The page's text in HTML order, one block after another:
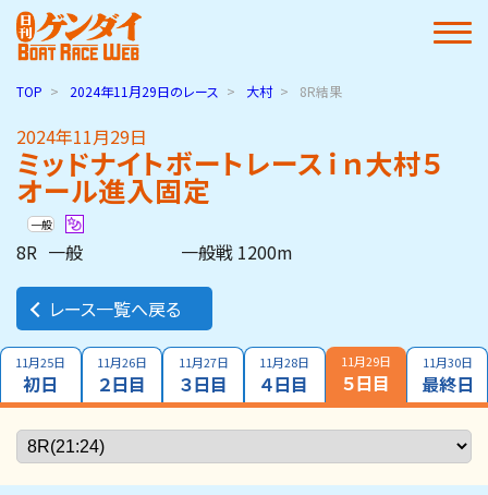
TOP 2024年11月29日のレース 大村 8R結果
2024年11月29日
ミッドナイトボートレースｉｎ大村５
オール進入固定
一般
8R 一般 一般戦 1200m
レース一覧へ戻る
11月25日
初日
11月26日
２日目
11月27日
３日目
11月28日
４日目
11月29日
５日目
11月30日
最終日